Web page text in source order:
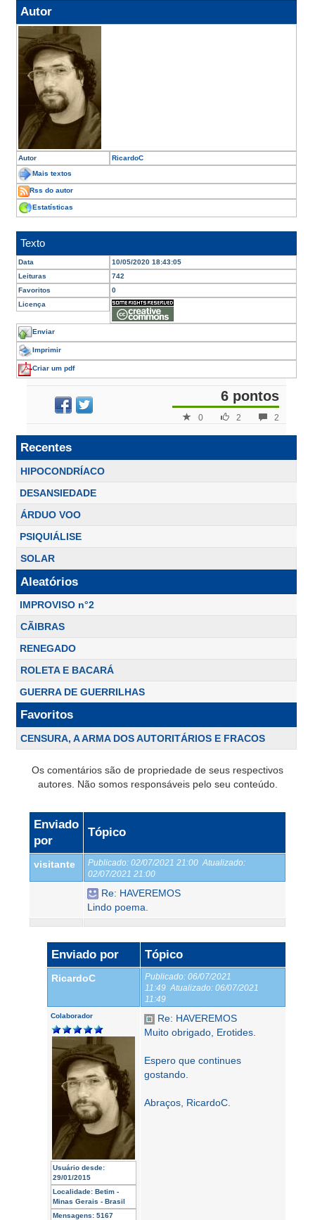
Autor
Autor RicardoC
Mais textos
Rss do autor
Estatísticas
Texto
Data
10/05/2020 18:43:05
Leituras
742
Favoritos
0
Licença
Enviar
Imprimir
Criar um pdf
6 pontos
2
2
0
Recentes
HIPOCONDRÍACO
DESANSIEDADE
ÁRDUO VOO
PSIQUIÁLISE
SOLAR
Aleatórios
IMPROVISO n°2
CÃIBRAS
RENEGADO
ROLETA E BACARÁ
GUERRA DE GUERRILHAS
Favoritos
CENSURA, A ARMA DOS AUTORITÁRIOS E FRACOS
Os comentários são de propriedade de seus respectivos
autores. Não somos responsáveis pelo seu conteúdo.
Enviado
por
Tópico
visitante Publicado: 02/07/2021 21:00 Atualizado:
02/07/2021 21:00
Re: HAVEREMOS
Lindo poema.
Enviado por Tópico
RicardoC Publicado: 06/07/2021
11:49 Atualizado: 06/07/2021
11:49
Colaborador
Usuário desde:
29/01/2015
Localidade: Betim -
Minas Gerais - Brasil
Mensagens: 5167
Re: HAVEREMOS
Muito obrigado, Erotides.
Espero que continues
gostando.
Abraços, RicardoC.